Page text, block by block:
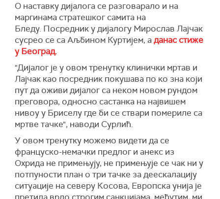
О наставку дијалога се разговарало и на
маргинама стратешког самита на
Бледу. Посредник у дијалогу Мирослав Лајчак
сусрео се са Аљбином Куртијем, аданас стиже
у Београд.
"Дијалог је у овом тренутку клинички мртав и
Лајчак као посредник покушава по ко зна који
путда оживи дијалог са неком новом рундом
преговора, односно састанка на највишем
нивоу у Бриселу где би се ствари помериле са
мртве тачке", наводи Сурлић.
У овом тренутку можемо видети да се
француско-немачки предлог и анекс из
Охрида не примењују, не примењује се чак ни у
потпуности план о три тачке за деескалацију
ситуације на северу Косова, Европска унија је